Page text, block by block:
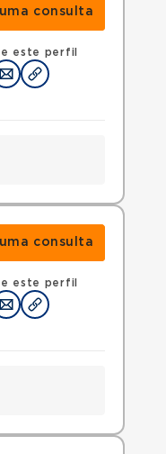
consulta
este perfil
da mão
consulta
este perfil